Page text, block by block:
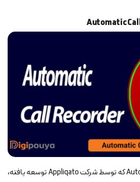
برنامه Automatic Call Recorder که توسط شرکت Appliqato توسعه یافته،